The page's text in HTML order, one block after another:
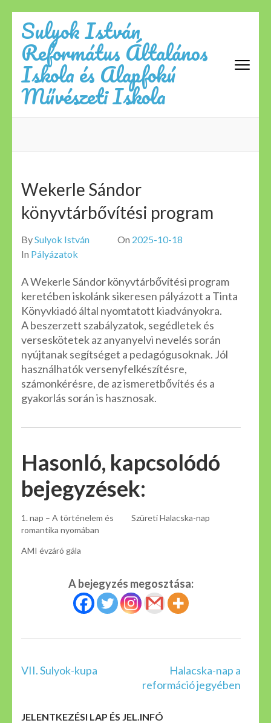
content
(Press
Enter)
Sulyok István
Református Általános
Iskola és Alapfokú
Művészeti Iskola
Wekerle Sándor
könyvtárbővítési program
BySulyok István On 2025-10-18
In Pályázatok
A Wekerle Sándor könyvtárbővítési program
keretében iskolánk sikeresen pályázott a Tinta
Könyvkiadó által nyomtatott kiadványokra.
A beszerzett szabályzatok, segédletek és
verseskötetek az anyanyelvi nevelés során
nyújtanak segítséget a pedagógusoknak. Jól
használhatók versenyfelkészítésre,
számonkérésre, de az ismeretbővítés és a
gyakorlás során is hasznosak.
Hasonló, kapcsolódó
bejegyzések:
1. nap – A történelem és
romantika nyomában
Szüreti Halacska-nap
AMI évzáró gála
A bejegyzés megosztása:
Bejegyzés
VII. Sulyok-kupa
Halacska-nap a
reformáció jegyében
JELENTKEZÉSI LAP ÉS JEL.INFÓ